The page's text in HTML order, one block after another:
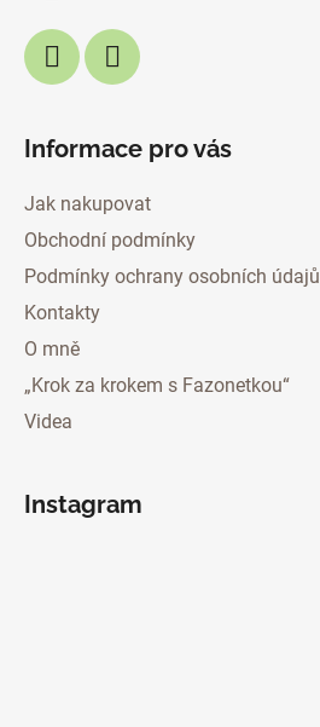
Informace pro vás
Jak nakupovat
Obchodní podmínky
Podmínky ochrany osobních údajů
Kontakty
O mně
„Krok za krokem s Fazonetkou“
Videa
Instagram